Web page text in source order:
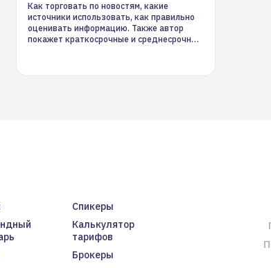
Как торговать по новостям, какие
источники использовать, как правильно
оценивать информацию. Также автор
покажет краткосрочные и среднесрочные
Спикеры
Калькулятор
тарифов
Брокеры